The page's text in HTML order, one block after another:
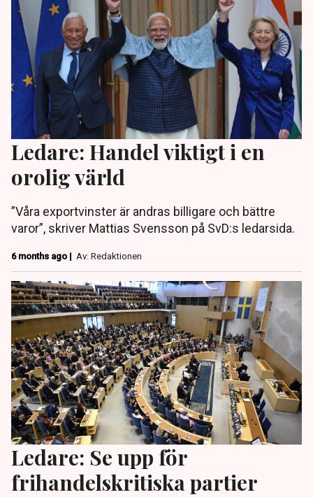
Ledare: Handel viktigt i en
orolig värld
”Våra exportvinster är andras billigare och bättre
varor”, skriver Mattias Svensson på SvD:s ledarsida.
6 months ago | Av: Redaktionen
Ledare: Se upp för
frihandelskritiska partier